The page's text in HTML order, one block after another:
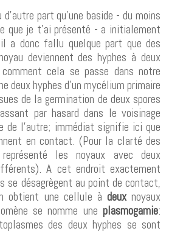
d'autre part qu'une baside - du moins
que je t'ai présenté - a initialement
a donc fallu quelque part que des
deviennent des hyphes à deux
cela se passe dans notre
deux hyphes d'un mycélium primaire
de la germination de deux spores
par hasard dans le voisinage
de l'autre; immédiat signifie ici que
en contact. (Pour la clarté des
les noyaux avec deux
A cet endroit exactement
se désagrègent au point de contact,
obtient une cellule à deuxnoyaux
se nomme une plasmogamie:
des deux hyphes se sont